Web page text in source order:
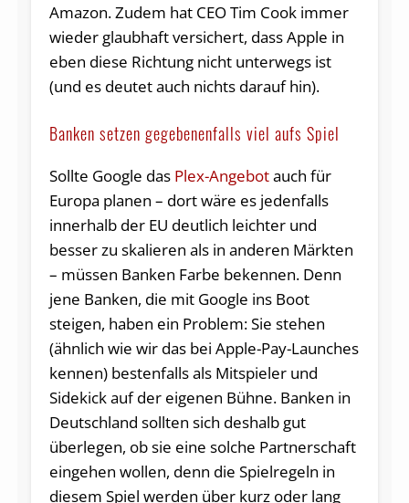
Amazon. Zudem hat CEO Tim Cook immer
wieder glaubhaft versichert, dass Apple in
eben diese Richtung nicht unterwegs ist
(und es deutet auch nichts darauf hin).
Banken setzen gegebenenfalls viel aufs Spiel
Sollte Google das Plex-Angebotauch für
Europa planen – dort wäre es jedenfalls
innerhalb der EU deutlich leichter und
besser zu skalieren als in anderen Märkten
– müssen Banken Farbe bekennen. Denn
jene Banken, die mit Google ins Boot
steigen, haben ein Problem: Sie stehen
(ähnlich wie wir das bei Apple-Pay-Launches
kennen) bestenfalls als Mitspieler und
Sidekick auf der eigenen Bühne. Banken in
Deutschland sollten sich deshalb gut
überlegen, ob sie eine solche Partnerschaft
eingehen wollen, denn die Spielregeln in
diesem Spiel werden über kurz oder lang